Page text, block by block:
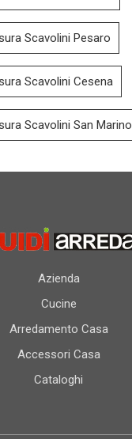
Scavolini Pesaro
Scavolini Cesena
Scavolini San Marino
Azienda
Cucine
Arredamento Casa
Accessori Casa
Cataloghi